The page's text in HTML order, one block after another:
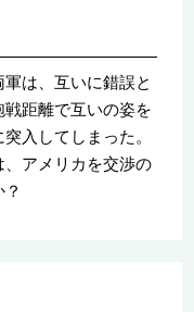
は、互いに錯誤と
距離で互いの姿を
入してしまった。
アメリカを交渉の